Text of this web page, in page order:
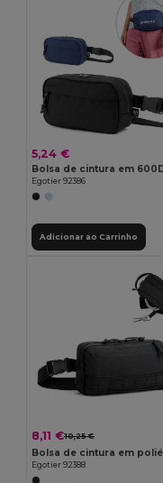
5,24 €
Egotier 92386
Adicionar ao Carrinho
8,11 €10,25 €
Egotier 92388